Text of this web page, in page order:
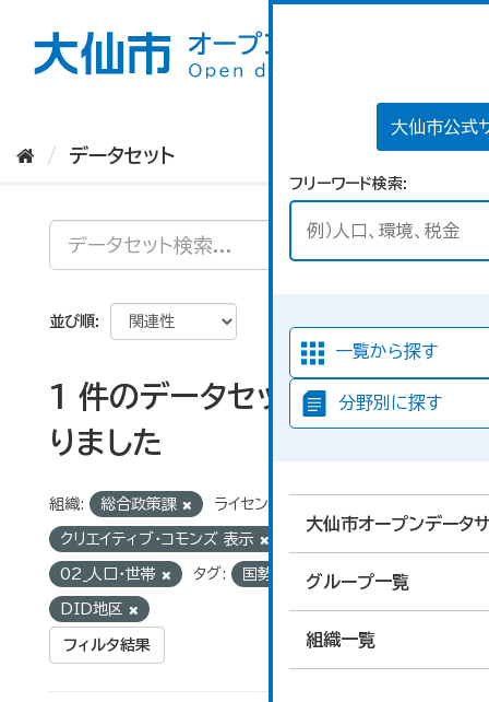
大仙市公式
フリーワード検索
一覧から探す
分野別に探す
大仙市オープンデータ
グループ一覧
組織一覧
データセット
並び順
1 件のデータセットが見つか
りました
組織: 総合政策課 ライセンス:
クリエイティブ・コモンズ 表示
02_人口・世帯 タグ: 国勢調査
DID地区
フィルタ結果